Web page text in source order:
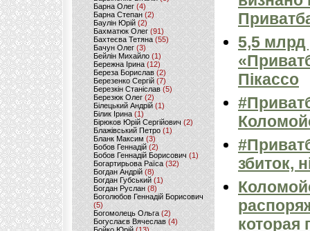
Барна Олег (4)
Барна Степан (2)
Баулін Юрій (2)
Бахматюк Олег (91)
Бахтеєва Тетяна(55)
Бачун Олег (3)
Бейлін Михайло (1)
Бережна Ірина(12)
Береза Борислав(2)
Березенко Сергій (7)
Березкін Станіслав (5)
Березюк Олег(2)
Білецький Андрій (1)
Білик Ірина (1)
Бірюков Юрій Сергійович (2)
Блажівський Петро (1)
Бланк Максим(3)
Бобов Геннадій (2)
Бобов Геннадій Борисович (1)
Богартирьова Раїса (32)
Богдан Андрій(8)
Богдан Губський (1)
Богдан Руслан(8)
Боголюбов Геннадій Борисович
(5)
Богомолець Ольга (2)
Богуслаєв Вячеслав (4)
5,5 млрд
Пікассо
збиток,
которая